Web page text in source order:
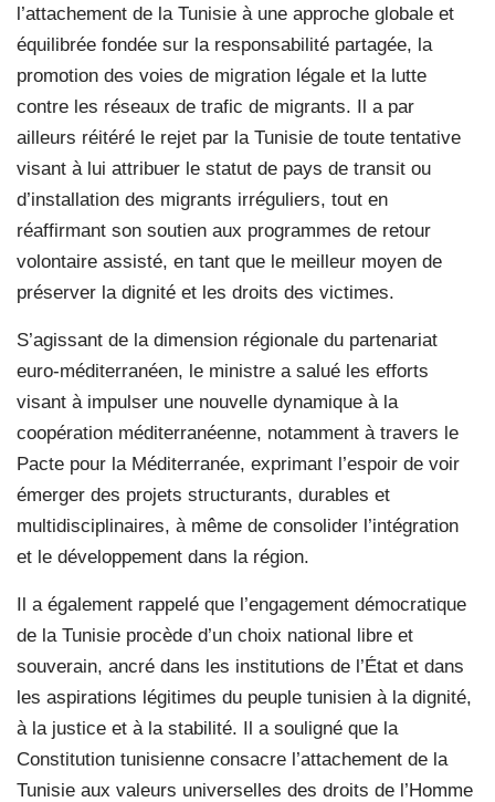
l’attachement de la Tunisie à une approche globale et
équilibrée fondée sur la responsabilité partagée, la
promotion des voies de migration légale et la lutte
contre les réseaux de trafic de migrants. Il a par
ailleurs réitéré le rejet par la Tunisie de toute tentative
visant à lui attribuer le statut de pays de transit ou
d’installation des migrants irréguliers, tout en
réaffirmant son soutien aux programmes de retour
volontaire assisté, en tant que le meilleur moyen de
préserver la dignité et les droits des victimes.
S’agissant de la dimension régionale du partenariat
euro-méditerranéen, le ministre a salué les efforts
visant à impulser une nouvelle dynamique à la
coopération méditerranéenne, notamment à travers le
Pacte pour la Méditerranée, exprimant l’espoir de voir
émerger des projets structurants, durables et
multidisciplinaires, à même de consolider l’intégration
et le développement dans la région.
Il a également rappelé que l’engagement démocratique
de la Tunisie procède d’un choix national libre et
souverain, ancré dans les institutions de l’État et dans
les aspirations légitimes du peuple tunisien à la dignité,
à la justice et à la stabilité. Il a souligné que la
Constitution tunisienne consacre l’attachement de la
Tunisie aux valeurs universelles des droits de l’Homme